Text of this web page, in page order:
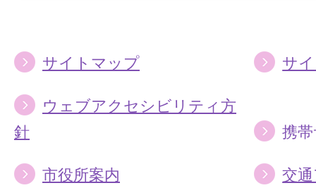
サイトマップ サ
ウェブアクセシビリティ方
針
携
市役所案内 交